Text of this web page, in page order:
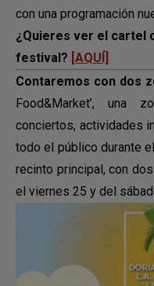
con una programación
¿Quieres ver el cartel
festival? [AQUÍ]
Contaremos con dos
Food&Market’, una
conciertos, actividades
todo el público durante
recinto principal, con
el viernes 25 y del